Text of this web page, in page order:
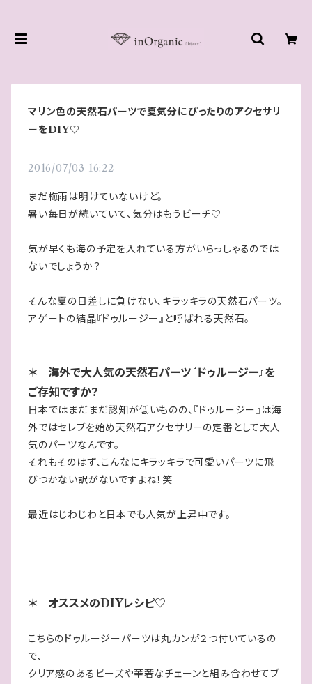
マリン色の天然石パーツで夏気分にぴったりのアクセサリ
ーをDIY♡
2016/07/03 16:22
まだ梅雨は明けていないけど。
暑い毎日が続いていて、気分はもうビーチ♡
気が早くも海の予定を入れている方がいらっしゃるのでは
ないでしょうか？
そんな夏の日差しに負けない、キラッキラの天然石パーツ。
アゲートの結晶『ドゥルージー』と呼ばれる天然石。
＊ 海外で大人気の天然石パーツ『ドゥルージー』を
ご存知ですか？
日本ではまだまだ認知が低いものの、『ドゥルージー』は海
外ではセレブを始め天然石アクセサリーの定番として大人
気のパーツなんです。
それもそのはず、こんなにキラッキラで可愛いパーツに飛
びつかない訳がないですよね！笑
最近はじわじわと日本でも人気が上昇中です。
＊ オススメのDIYレシピ♡
こちらのドゥルージーパーツは丸カンが２つ付いているの
で、
クリア感のあるビーズや華奢なチェーンと組み合わせてブ